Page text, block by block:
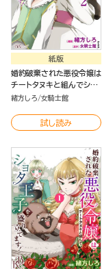
紙版
婚約破棄された悪役令嬢は
チートタヌキと組んでショ
タ王子を盛り立てます！
緒方しろ 女騎士館
試し読み